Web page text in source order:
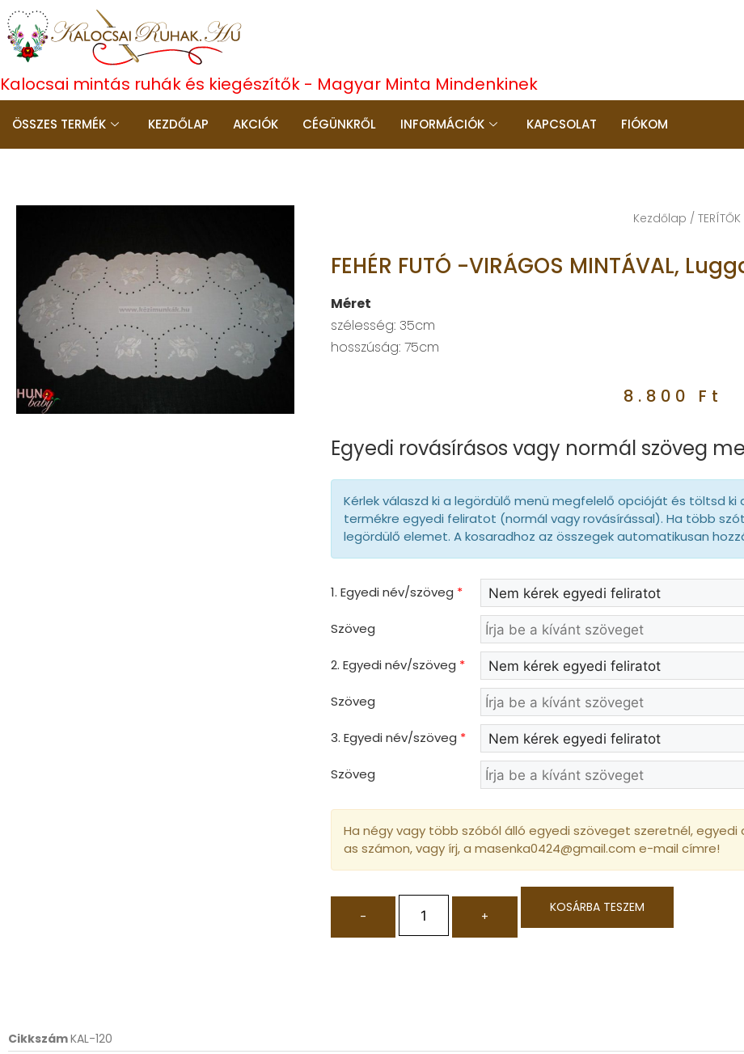
Kalocsai mintás ruhák és kiegészítők - Magyar Minta Mindenkinek
ÖSSZES TERMÉK KEZDŐLAP AKCIÓK CÉGÜNKRŐL INFORMÁCIÓK KAPCSOLAT FIÓKOM
Kezdőlap / TERÍTŐK
FEHÉR FUTÓ -VIRÁGOS MINTÁVAL,
Méret
szélesség: 35cm
hosszúság: 75cm
8.800 Ft
Egyedi rovásírásos vagy normál szöveg
Kérlek válaszd ki a legördülő menü megfelelő opcióját és töltsd
termékre egyedi feliratot (normál vagy rovásírással). Ha több
legördülő elemet. A kosaradhoz az összegek automatikusan
1. Egyedi név/szöveg *
Szöveg
2. Egyedi név/szöveg *
Szöveg
3. Egyedi név/szöveg *
Szöveg
Ha négy vagy több szóból álló egyedi szöveget szeretnél, egyedi
as számon, vagy írj, a masenka0424@gmail.com e-mail címre!
- +
KOSÁRBA TESZEM
CikkszámKAL-120